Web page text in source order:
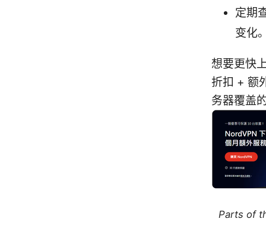
定期
变化
想要更快
折扣 + 额
务器覆盖
Parts of